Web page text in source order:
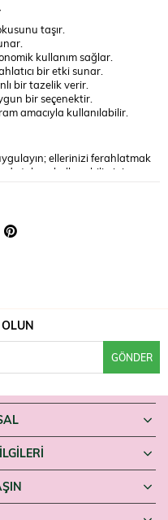
taşır.
kullanım sağlar.
bir etki sunar.
bir tazelik verir.
bir seçenektir.
amacıyla kullanılabilir.
ellerinizi ferahlatmak
tekrar kullanabilirsiniz.
tutun. Yalnızca harici
temasından kaçının; temas
GÖNDER